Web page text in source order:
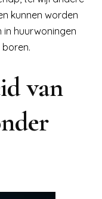
kunnen worden
in huurwoningen
van